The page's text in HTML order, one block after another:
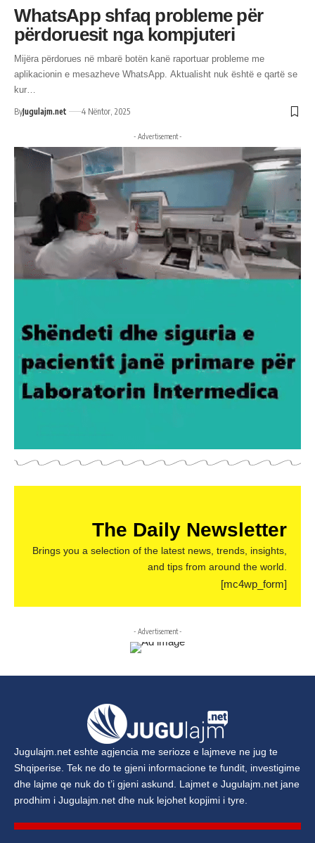
WhatsApp shfaq probleme për
përdoruesit nga kompjuteri
Mijëra përdorues në mbarë botën kanë raportuar probleme me
aplikacionin e mesazheve WhatsApp. Aktualisht nuk është e qartë se
kur…
ByJugulajm.net 4 Nëntor, 2025
- Advertisement -
The Daily Newsletter
Brings you a selection of the latest news, trends, insights,
and tips from around the world.
[mc4wp_form]
- Advertisement -
Jugulajm.net eshte agjencia me serioze e lajmeve ne jug te
Shqiperise. Tek ne do te gjeni informacione te fundit, investigime
dhe lajme qe nuk do t’i gjeni askund. Lajmet e Jugulajm.net jane
prodhim i Jugulajm.net dhe nuk lejohet kopjimi i tyre.